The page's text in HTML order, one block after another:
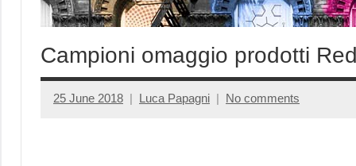
Campioni omaggio prodotti
25 June 2018 Luca Papagni No comments